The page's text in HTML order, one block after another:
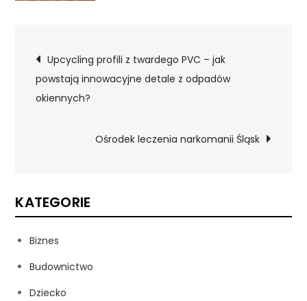
Nawigacja
wpisu
Upcycling profili z twardego PVC – jak
powstają innowacyjne detale z odpadów
okiennych?
Ośrodek leczenia narkomanii Śląsk
KATEGORIE
Biznes
Budownictwo
Dziecko